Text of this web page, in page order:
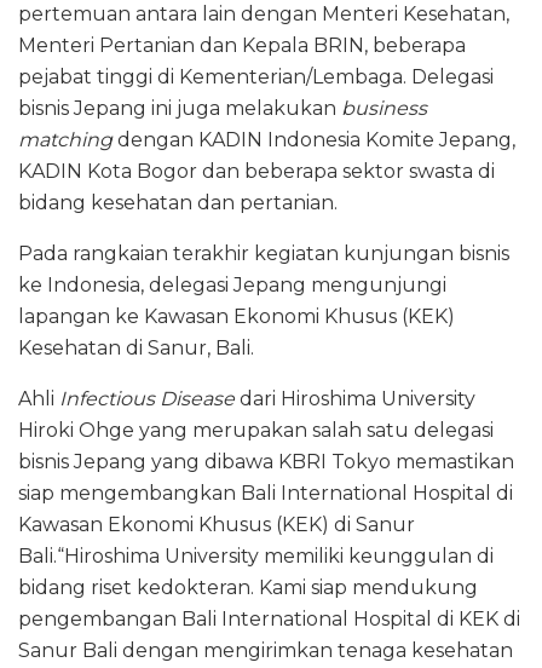
pertemuan antara lain dengan Menteri Kesehatan,
Menteri Pertanian dan Kepala BRIN, beberapa
pejabat tinggi di Kementerian/Lembaga. Delegasi
bisnis Jepang ini juga melakukan business
matchingdengan KADIN Indonesia Komite Jepang,
KADIN Kota Bogor dan beberapa sektor swasta di
bidang kesehatan dan pertanian.
Pada rangkaian terakhir kegiatan kunjungan bisnis
ke Indonesia, delegasi Jepang mengunjungi
lapangan ke Kawasan Ekonomi Khusus (KEK)
Kesehatan di Sanur, Bali.
Ahli Infectious Disease dari Hiroshima University
Hiroki Ohge yang merupakan salah satu delegasi
bisnis Jepang yang dibawa KBRI Tokyo memastikan
siap mengembangkan Bali International Hospital di
Kawasan Ekonomi Khusus (KEK) di Sanur
Bali.“Hiroshima University memiliki keunggulan di
bidang riset kedokteran. Kami siap mendukung
pengembangan Bali International Hospital di KEK di
Sanur Bali dengan mengirimkan tenaga kesehatan